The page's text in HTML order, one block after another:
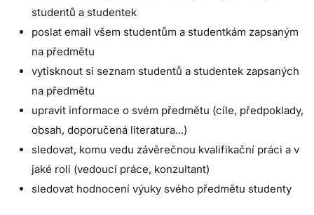
studentů a studentek
poslat email všem studentům a studentkám zapsaným
na předmětu
vytisknout si seznam studentů a studentek zapsaných
na předmětu
upravit informace o svém předmětu (cíle, předpoklady,
obsah, doporučená literatura...)
sledovat, komu vedu závěrečnou kvalifikační práci a v
jaké roli (vedoucí práce, konzultant)
sledovat hodnocení výuky svého předmětu studenty